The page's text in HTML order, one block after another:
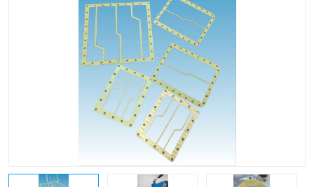
美国寿力空压机零部件 英格索兰离心机空滤芯
英格索兰COOPER离心机 库伯卡麦隆离心机零件
离心式压缩机高速转子组
中冷耐高温气侧密封胶垫